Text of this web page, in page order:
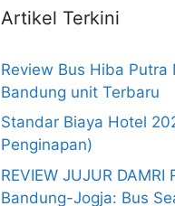
Artikel Terkini
Review Bus Hiba Putra
Bandung unit Terbaru
Standar Biaya Hotel
Penginapan)
REVIEW JUJUR DAMRI
Bandung-Jogja: Bus